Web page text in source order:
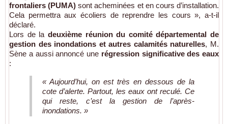
frontaliers (PUMA) sont acheminées et en cours d’installation.
Cela permettra aux écoliers de reprendre les cours », a-t-il
déclaré.
Lors de la deuxième réunion du comité départemental de
gestion des inondations et autres calamités naturelles, M.
Sène a aussi annoncé une régression significative des eaux
:
« Aujourd’hui, on est très en dessous de la
cote d’alerte. Partout, les eaux ont reculé. Ce
qui reste, c’est la gestion de l’après-
inondations. »